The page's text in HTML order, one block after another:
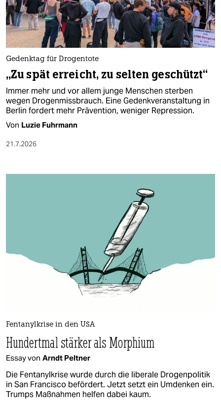
nord
wahrheit
verlag
verlag
veranstaltungen
shop
fragen & hilfe
Gedenktag für Drogentote
„Zu spät erreicht, zu selten geschützt“
Immer mehr und vor allem junge Menschen sterben
wegen Drogenmissbrauch. Eine Gedenkveranstaltung in
Berlin fordert mehr Prävention, weniger Repression.
Von Luzie Fuhrmann
21.7.2026
Fentanylkrise in den USA
Hundertmal stärker als Morphium
Essay von Arndt Peltner
Die Fentanylkrise wurde durch die liberale Drogenpolitik
in San Francisco befördert. Jetzt setzt ein Umdenken ein.
Trumps Maßnahmen helfen dabei kaum.